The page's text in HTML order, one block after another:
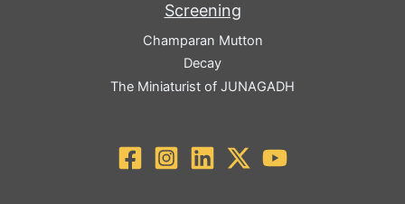
Screening
Champaran Mutton
Decay
The Miniaturist of JUNAGADH